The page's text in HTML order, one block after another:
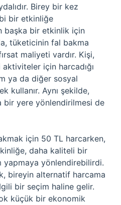
Birey bir kez
bir etkinliğe
başka bir etkinlik için
tüketicinin fal bakma
maliyeti vardır. Kişi,
için harcadığı
ya da diğer sosyal
kullanır. Aynı şekilde,
bir yere yönlendirilmesi de
için 50 TL harcarken,
daha kaliteli bir
yönlendirebilirdi.
bireyin alternatif harcama
bir seçim haline gelir.
küçük bir ekonomik